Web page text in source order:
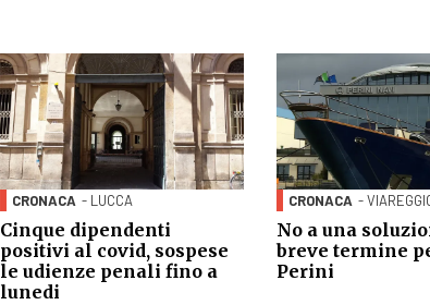
CRONACA - LUCCA
Cinque dipendenti
positivi al covid, sospese
le udienze penali fino a
lunedi
CRONACA -
No a una
breve termine
Perini